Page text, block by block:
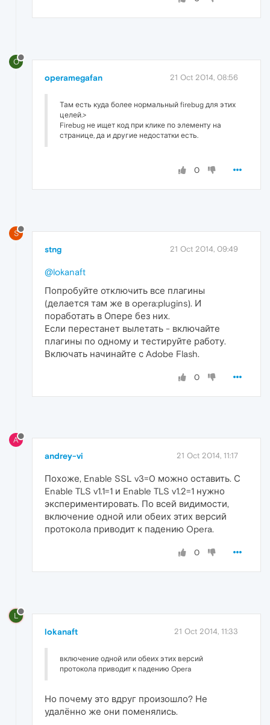
O
operamegafan 21 Oct 2014, 08:56
Там есть куда более нормальный firebug для этих
целей.>
Firebug не ищет код при клике по элементу на
странице, да и другие недостатки есть.
0
S
stng 21 Oct 2014, 09:49
@lokanaft
Попробуйте отключить все плагины
(делается там же в opera:plugins). И
поработать в Опере без них.
Если перестанет вылетать - включайте
плагины по одному и тестируйте работу.
Включать начинайте с Adobe Flash.
0
A
andrey-vi 21 Oct 2014, 11:17
Похоже, Enable SSL v3=0 можно оставить. С
Enable TLS v1.1=1 и Enable TLS v1.2=1 нужно
экспериментировать. По всей видимости,
включение одной или обеих этих версий
протокола приводит к падению Opera.
0
L
lokanaft 21 Oct 2014, 11:33
включение одной или обеих этих версий
протокола приводит к падению Opera
Но почему это вдруг произошло? Не
удалённо же они поменялись.